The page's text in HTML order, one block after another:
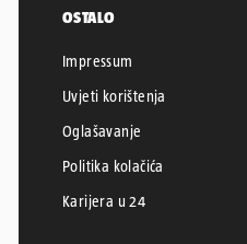
OSTALO
Impressum
Uvjeti korištenja
Oglašavanje
Politika kolačića
Karijera u 24